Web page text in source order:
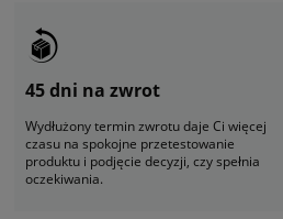
45 dni na zwrot
Wydłużony termin zwrotu daje Ci więcej
czasu na spokojne przetestowanie
produktu i podjęcie decyzji, czy spełnia
oczekiwania.